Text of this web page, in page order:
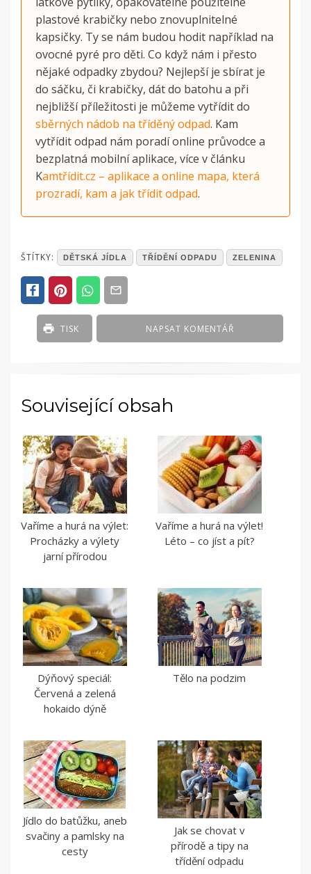
plastové krabičky nebo znovuplnitelné
kapsičky. Ty se nám budou hodit například na
ovocné pyré pro děti. Co když nám i přesto
nějaké odpadky zbydou? Nejlepší je sbírat je
do sáčku, či krabičky, dát do batohu a při
nejbližší příležitosti je můžeme vytřídit do
sběrných nádob na tříděný odpad. Kam
vytřídit odpad nám poradí online průvodce a
bezplatná mobilní aplikace, více v článku
Kamtřídit.cz – aplikace a online mapa, která
prozradí, kam a jak třídit odpad.
POSTED
ČLÁNKY
ŠTÍTKY: DĚTSKÁ JÍDLA TŘÍDĚNÍ ODPADU ZELENINA
NAPSAT KOMENTÁŘ
TISK
Související obsah
Vaříme a hurá na výlet:
Procházky a výlety
jarní přírodou
Vaříme a hurá na výlet!
Léto – co jíst a pít?
Dýňový speciál:
Červená a zelená
hokaido dýně
Tělo na podzim
Jídlo do batůžku, aneb
svačiny a pamlsky na
cesty
Jak se chovat v
přírodě a tipy na
třídění odpadu